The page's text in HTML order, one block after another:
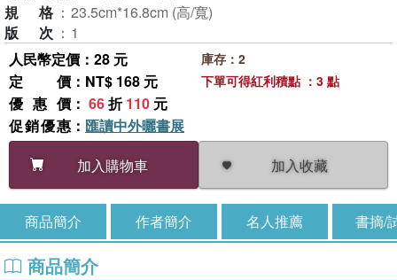
規格 ： 23.5cm*16.8cm (高/寬)
版次 ： 1
人民幣定價：28 元
定價 ：NT$ 168 元
優惠價 ： 66折110 元
促銷優惠 ： 匯讀中外曬書展
加入購物車
加入收藏
庫存：2
下單可得紅利積點 ：3 點
商品簡介 作者簡介 名人推薦 書摘/
商品簡介